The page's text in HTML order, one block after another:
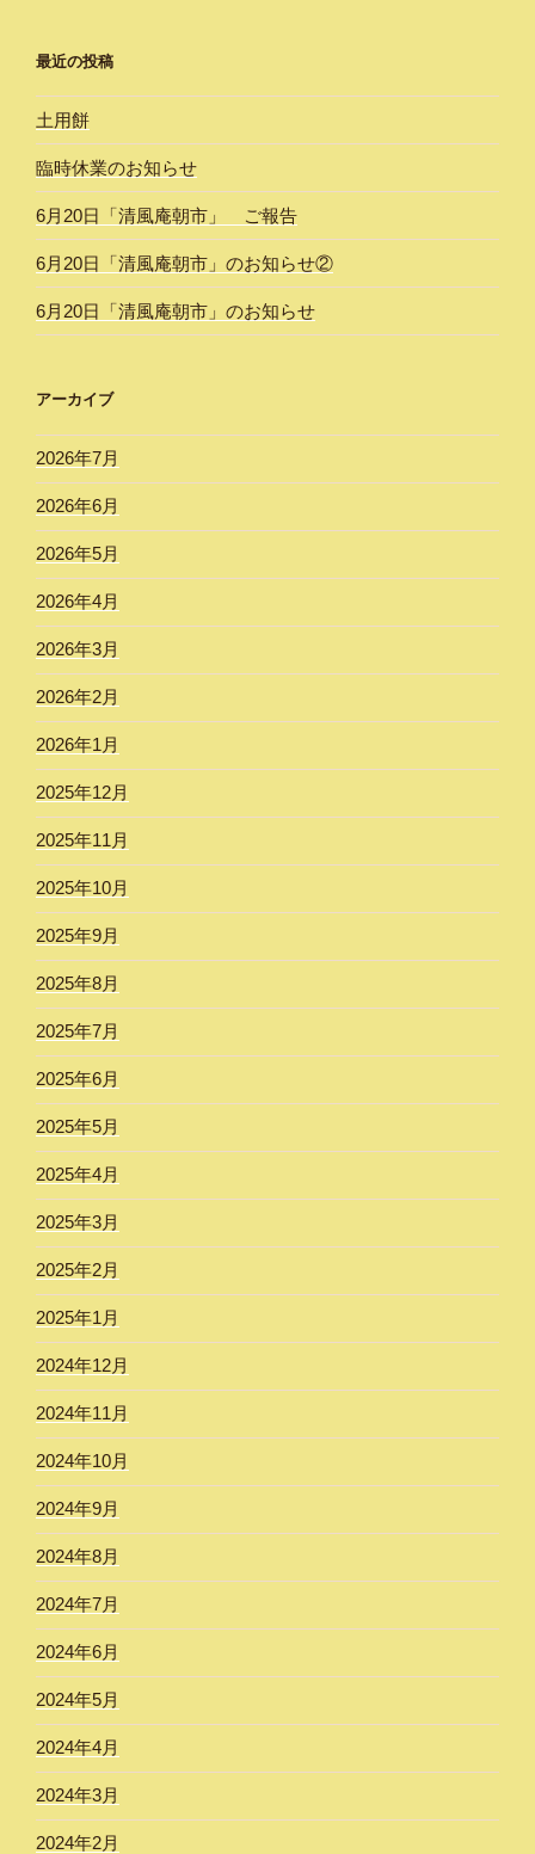
最近の投稿
土用餅
臨時休業のお知らせ
6月20日「清風庵朝市」 ご報告
6月20日「清風庵朝市」のお知らせ②
6月20日「清風庵朝市」のお知らせ
アーカイブ
2026年7月
2026年6月
2026年5月
2026年4月
2026年3月
2026年2月
2026年1月
2025年12月
2025年11月
2025年10月
2025年9月
2025年8月
2025年7月
2025年6月
2025年5月
2025年4月
2025年3月
2025年2月
2025年1月
2024年12月
2024年11月
2024年10月
2024年9月
2024年8月
2024年7月
2024年6月
2024年5月
2024年4月
2024年3月
2024年2月